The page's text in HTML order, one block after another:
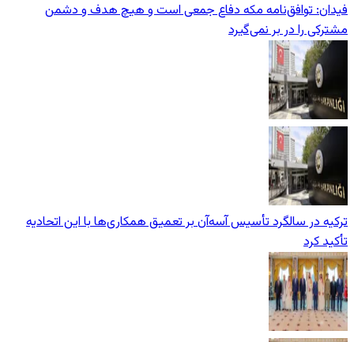
فیدان: توافق‌نامه مکه دفاع جمعی است و هیچ هدف و دشمن
مشترکی را در بر نمی‌گیرد
ترکیه در سالگرد تأسیس آسه‌آن بر تعمیق همکاری‌ها با این اتحادیه
تأکید کرد